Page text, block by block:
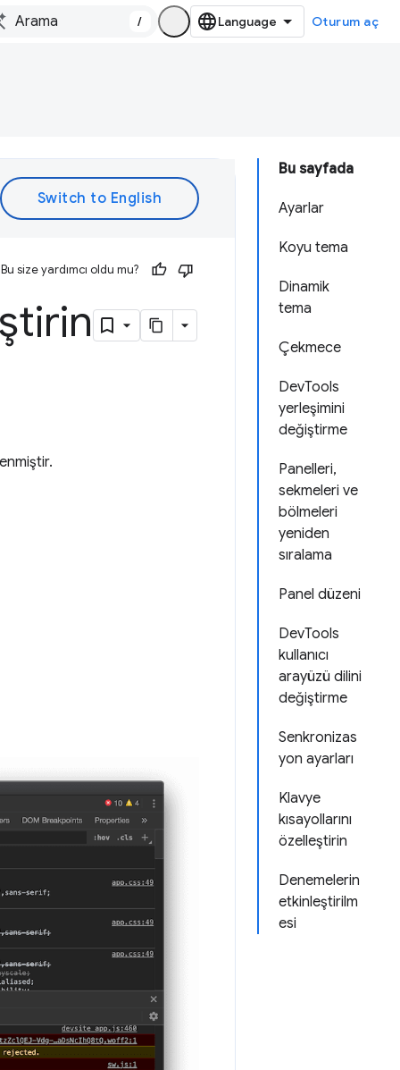
/ Oturum aç
Bu sayfada
Ayarlar
Koyu tema
Dinamik
tema
Çekmece
DevTools
yerleşimini
değiştirme
Panelleri,
sekmeleri ve
bölmeleri
yeniden
sıralama
Panel düzeni
DevTools
kullanıcı
arayüzü dilini
değiştirme
Senkronizas
yon ayarları
Klavye
kısayollarını
özelleştirin
Denemelerin
etkinleştirilm
esi
Bu size yardımcı oldu mu?